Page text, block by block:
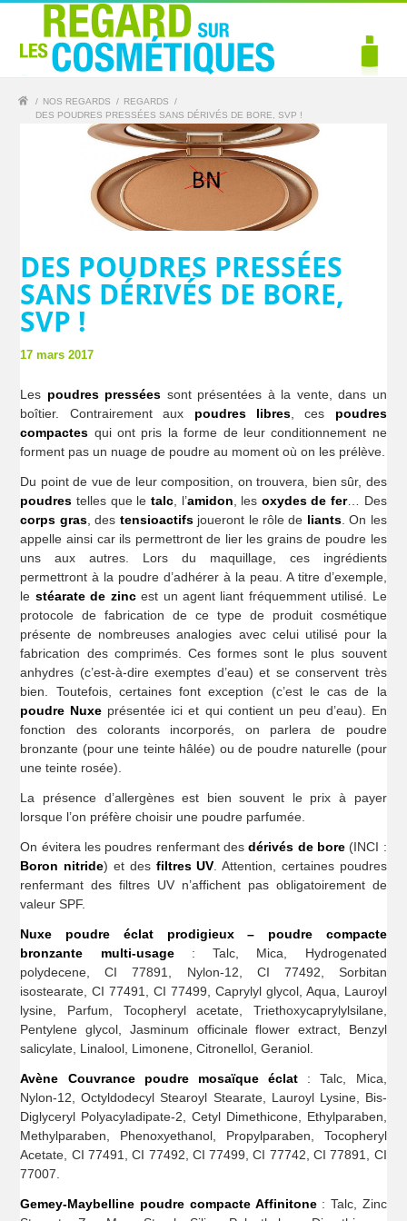
/ NOS REGARDS / REGARDS
/
DES POUDRES PRESSÉES SANS DÉRIVÉS DE BORE, SVP !
DES POUDRES PRESSÉES
SANS DÉRIVÉS DE BORE,
SVP !
17 mars 2017
Les poudres pressées sont présentées à la vente, dans un
boîtier. Contrairement aux poudres libres, ces poudres
compactes qui ont pris la forme de leur conditionnement ne
forment pas un nuage de poudre au moment où on les prélève.
Du point de vue de leur composition, on trouvera, bien sûr, des
poudres telles que le talc, l’amidon, les oxydes de fer… Des
corps gras, des tensioactifsjoueront le rôle de liants. On les
appelle ainsi car ils permettront de lier les grains de poudre les
uns aux autres. Lors du maquillage, ces ingrédients
permettront à la poudre d’adhérer à la peau. A titre d’exemple,
le stéarate de zincest un agent liant fréquemment utilisé. Le
protocole de fabrication de ce type de produit cosmétique
présente de nombreuses analogies avec celui utilisé pour la
fabrication des comprimés. Ces formes sont le plus souvent
anhydres (c’est-à-dire exemptes d’eau) et se conservent très
bien. Toutefois, certaines font exception (c’est le cas de la
poudre Nuxe présentée ici et qui contient un peu d’eau). En
fonction des colorants incorporés, on parlera de poudre
bronzante (pour une teinte hâlée) ou de poudre naturelle (pour
une teinte rosée).
La présence d’allergènes est bien souvent le prix à payer
lorsque l’on préfère choisir une poudre parfumée.
On évitera les poudres renfermant desdérivés de bore(INCI :
Boron nitride) et des filtres UV . Attention, certaines poudres
renfermant des filtres UV n’affichent pas obligatoirement de
valeur SPF.
Nuxe poudre éclat prodigieux – poudre compacte
bronzante multi-usage: Talc, Mica, Hydrogenated
polydecene, CI 77891, Nylon-12, CI 77492, Sorbitan
isostearate, CI 77491, CI 77499, Caprylyl glycol, Aqua, Lauroyl
lysine, Parfum, Tocopheryl acetate, Triethoxycaprylylsilane,
Pentylene glycol, Jasminum officinale flower extract, Benzyl
salicylate, Linalool, Limonene, Citronellol, Geraniol.
Avène Couvrance poudre mosaïque éclat : Talc, Mica,
Nylon-12, Octyldodecyl Stearoyl Stearate, Lauroyl Lysine, Bis-
Diglyceryl Polyacyladipate-2, Cetyl Dimethicone, Ethylparaben,
Methylparaben, Phenoxyethanol, Propylparaben, Tocopheryl
Acetate, CI 77491, CI 77492, CI 77499, CI 77742, CI 77891, CI
77007.
Gemey-Maybelline poudre compacte Affinitone: Talc, Zinc